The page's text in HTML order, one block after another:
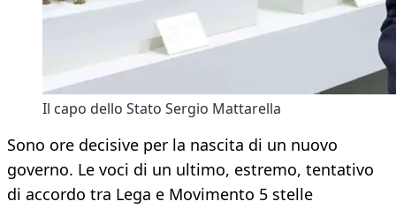
Il capo dello Stato Sergio Mattarella
Sono ore decisive per la nascita di un nuovo
governo. Le voci di un ultimo, estremo, tentativo
di accordo tra Lega e Movimento 5 stelle